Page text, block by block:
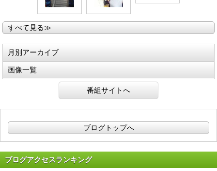
すべて見る≫
月別アーカイブ
画像一覧
番組サイトへ
ブログトップへ
ブログアクセスランキング